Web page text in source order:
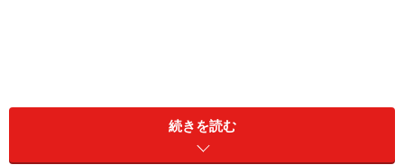
先にも書いたように、ひと口にミニベロといっても8イ
ンチから24インチまで沢山のホイールサイズがありま
続きを読む